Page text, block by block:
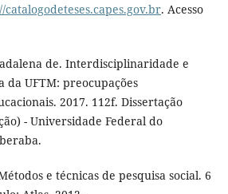
catalogodeteses.capes.gov.br. Acesso
de. Interdisciplinaridade e
da UFTM: preocupações
2017. 112f. Dissertação
- Universidade Federal do
e técnicas de pesquisa social. 6